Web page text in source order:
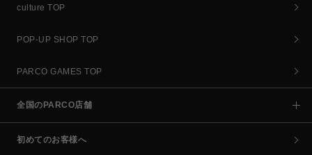
culture TOP
POP-UP SHOP TOP
PARCO GAMES TOP
全国のPARCO店舗
初めてのお客様へ